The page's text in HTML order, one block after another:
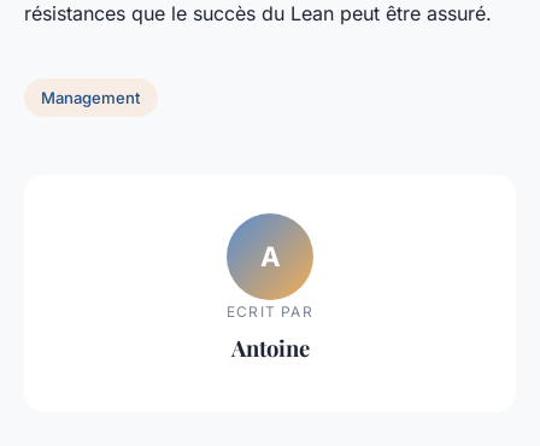
résistances que le succès du Lean peut être assuré.
Management
A
ECRIT PAR
Antoine